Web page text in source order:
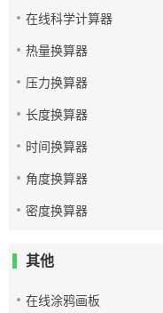
在线科学计算器
热量换算器
压力换算器
长度换算器
时间换算器
角度换算器
密度换算器
其他
在线涂鸦画板